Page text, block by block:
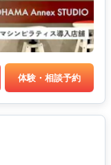
体験・相談予約